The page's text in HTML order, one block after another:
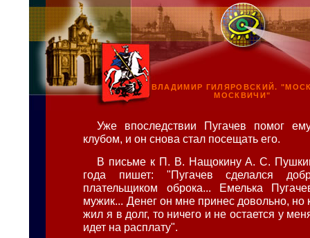
ВЛАДИМИР ГИЛЯРОВСКИЙ.
МОСКВИЧИ"
Уже впоследствии Пугачев помог
клубом, и он снова стал посещать его.
В письме к П. В. Нащокину А. С.
года пишет: "Пугачев сделался
плательщиком оброка... Емелька
мужик... Денег он мне принес довольно, но
жил я в долг, то ничего и не остается у
идет на расплату".